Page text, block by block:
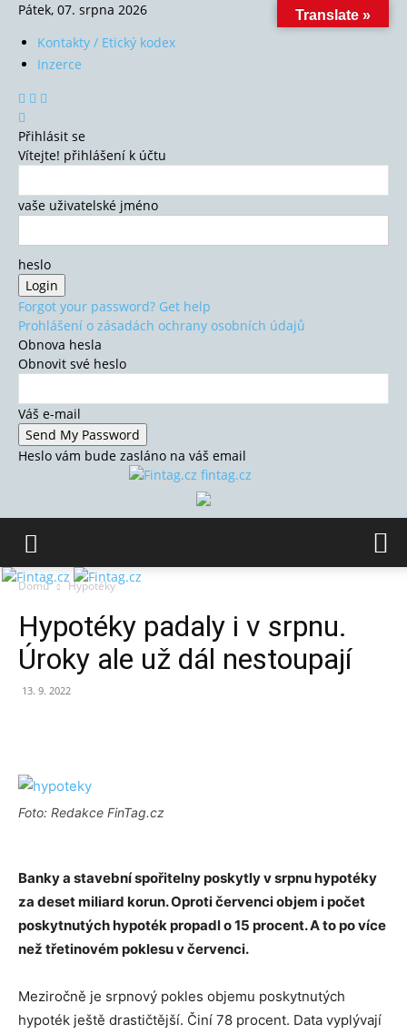
Pátek, 07. srpna 2026
Kontakty / Etický kodex
Inzerce
Přihlásit se
Vítejte! přihlášení k účtu
vaše uživatelské jméno
heslo
Forgot your password? Get help
Prohlášení o zásadách ochrany osobních údajů
Obnova hesla
Obnovit své heslo
Váš e-mail
Heslo vám bude zasláno na váš email
fintag.cz
Domů Hypotéky
Hypotéky padaly i v srpnu.
Úroky ale už dál nestoupají
13. 9. 2022
Foto: Redakce FinTag.cz
Banky a stavební spořitelny poskytly v srpnu hypotéky
za deset miliard korun.Oproti červenci objem i počet
poskytnutých hypoték propadl o 15 procent. A to po více
než třetinovém poklesu v červenci.
Meziročně je srpnový pokles objemu poskytnutých
hypoték ještě drastičtější. Činí 78 procent. Data vyplývají
Translate »